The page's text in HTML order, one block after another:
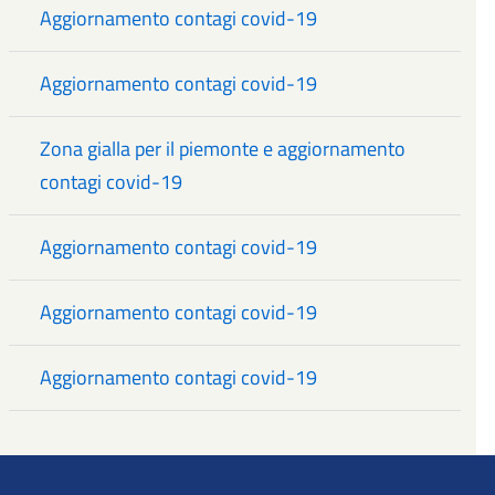
Aggiornamento contagi covid-19
Aggiornamento contagi covid-19
Zona gialla per il piemonte e aggiornamento
contagi covid-19
Aggiornamento contagi covid-19
Aggiornamento contagi covid-19
Aggiornamento contagi covid-19